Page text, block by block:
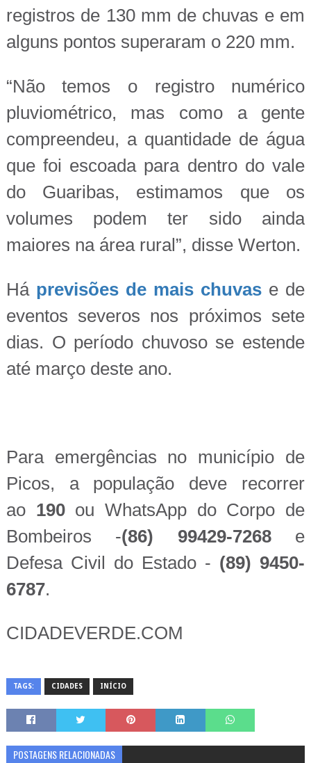
registros de 130 mm de chuvas e em
alguns pontos superaram o 220 mm.
“Não temos o registro numérico
pluviométrico, mas como a gente
compreendeu, a quantidade de água
que foi escoada para dentro do vale
do Guaribas, estimamos que os
volumes podem ter sido ainda
maiores na área rural”, disse Werton.
Há previsões de mais chuvas e de
eventos severos nos próximos sete
dias. O período chuvoso se estende
até março deste ano.
Para emergências no município de
Picos, a população deve recorrer
ao 190ou WhatsApp do Corpo de
Bombeiros -(86) 99429-7268e
Defesa Civil do Estado - (89) 9450-
6787.
CIDADEVERDE.COM
TAGS: CIDADES INÍCIO
POSTAGENS RELACIONADAS